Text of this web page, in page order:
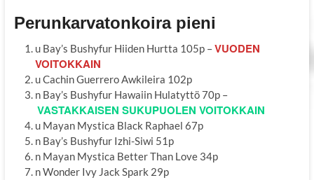
Perunkarvatonkoira pieni
u Bay’s Bushyfur Hiiden Hurtta 105p –VUODEN
VOITOKKAIN
u Cachin Guerrero Awkileira 102p
n Bay’s Bushyfur Hawaiin Hulatyttö 70p –
VASTAKKAISEN SUKUPUOLEN VOITOKKAIN
u Mayan Mystica Black Raphael 67p
n Bay’s Bushyfur Izhi-Siwi 51p
n Mayan Mystica Better Than Love 34p
n Wonder Ivy Jack Spark 29p